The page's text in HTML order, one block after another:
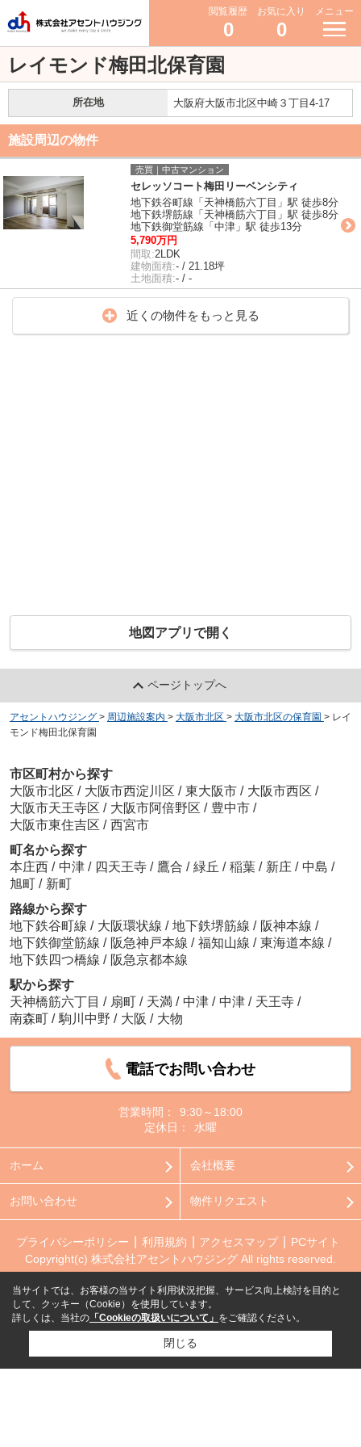
閲覧履歴
0
お気に入り
0
メニュー
レイモンド梅田北保育園
所在地 大阪府大阪市北区中崎３丁目4-17
施設周辺の物件
売買｜中古マンション
セレッソコート梅田リーベンシティ
地下鉄谷町線「天神橋筋六丁目」駅 徒歩8分
地下鉄堺筋線「天神橋筋六丁目」駅 徒歩8分
地下鉄御堂筋線「中津」駅 徒歩13分
5,790万円
間取:2LDK
建物面積:- / 21.18坪
土地面積:- / -
近くの物件をもっと見る
地図アプリで開く
ページトップへ
アセントハウジング > 周辺施設案内 > 大阪市北区 > 大阪市北区の保育園 > レイ
モンド梅田北保育園
市区町村から探す
大阪市北区 / 大阪市西淀川区 / 東大阪市 / 大阪市西区 /
大阪市天王寺区 / 大阪市阿倍野区 / 豊中市 /
大阪市東住吉区 / 西宮市
町名から探す
本庄西 / 中津 / 四天王寺 / 鷹合 / 緑丘 / 稲葉 / 新庄 / 中島 /
旭町 / 新町
路線から探す
地下鉄谷町線 / 大阪環状線 / 地下鉄堺筋線 / 阪神本線 /
地下鉄御堂筋線 / 阪急神戸本線 / 福知山線 / 東海道本線 /
地下鉄四つ橋線 / 阪急京都本線
駅から探す
天神橋筋六丁目 / 扇町 / 天満 / 中津 / 中津 / 天王寺 /
南森町 / 駒川中野 / 大阪 / 大物
電話でお問い合わせ
営業時間：
9:30～18:00
定休日：
水曜
ホーム 会社概要
お問い合わせ 物件リクエスト
プライバシーポリシー 利用規約 アクセスマップ
PCサイト
Copyright(c) 株式会社アセントハウジング All rights reserved.
当サイトでは、お客様の当サイト利用状況把握、サービス向上検討を目的と
して、クッキー（Cookie）を使用しています。
詳しくは、当社の 「Cookieの取扱いについて」 をご確認ください。
閉じる